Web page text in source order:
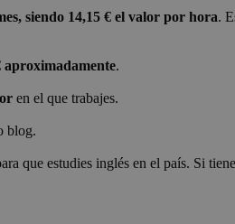
siendo 14,15 € el valor por hora.
aproximadamente.
en el que trabajes.
blog.
que estudies inglés en el país. Si